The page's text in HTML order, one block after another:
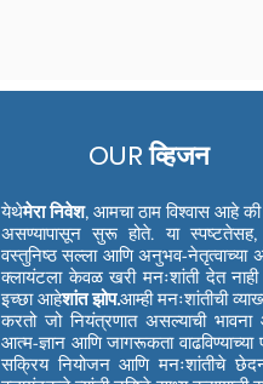
OURव्हिजन
येथेमेरा निवेश, आमचा ठाम विश्वास आहे की हे
असण्यापासून सुरू होते. या स्पष्टतेसह,
वस्तुनिष्ठ सल्ला आणि अनुभव-नेतृत्वाच्या
क्लायंटला केवळ खरी मनःशांती देत
इच्छा आहेशांत झोप.आम्ही मनःशांतीची
करतो जो नियंत्रणात असल्याची
आत्म-ज्ञान आणि जागरूकता वाढविण्याच्या
सक्रिय नियोजन आणि मनःशांतीचे